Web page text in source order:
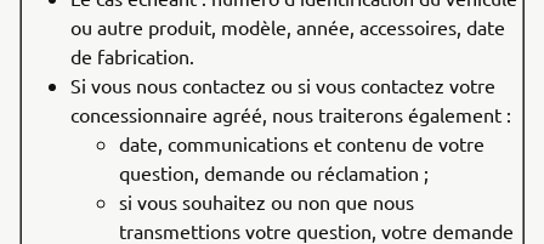
ou autre produit, modèle, année, accessoires, date
de fabrication.
Si vous nous contactez ou si vous contactez votre
concessionnaire agréé, nous traiterons également :
date, communications et contenu de votre
question, demande ou réclamation ;
si vous souhaitez ou non que nous
transmettions votre question, votre demande